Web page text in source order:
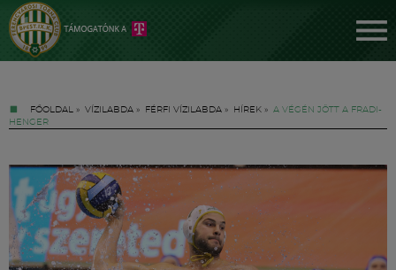
FŐOLDAL » VÍZILABDA » FÉRFI VÍZILABDA » HÍREK » A VÉGÉN JÖTT A FRADI-
HENGER
Jegyek